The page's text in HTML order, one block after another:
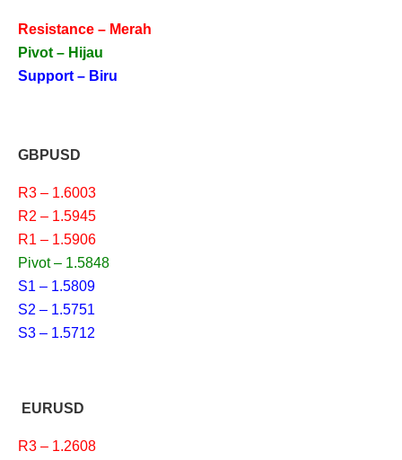
Resistance – Merah
Pivot – Hijau
Support – Biru
GBPUSD
R3 – 1.6003
R2 – 1.5945
R1 – 1.5906
Pivot – 1.5848
S1 – 1.5809
S2 – 1.5751
S3 – 1.5712
EURUSD
R3 – 1.2608